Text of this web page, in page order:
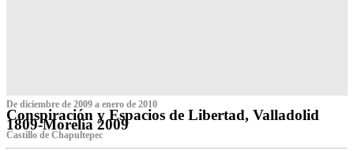
De diciembre de 2009 a enero de 2010
Conspiración y Espacios de Libertad, Valladolid
1809-Morelia 2009
Castillo de Chapultepec